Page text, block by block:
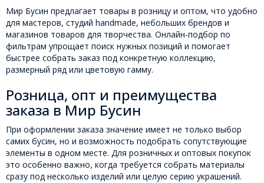
Мир Бусин предлагает товары в розницу и оптом, что удобно
для мастеров, студий handmade, небольших брендов и
магазинов товаров для творчества. Онлайн-подбор по
фильтрам упрощает поиск нужных позиций и помогает
быстрее собрать заказ под конкретную коллекцию,
размерный ряд или цветовую гамму.
Розница, опт и преимущества
заказа в Мир Бусин
При оформлении заказа значение имеет не только выбор
самих бусин, но и возможность подобрать сопутствующие
элементы в одном месте. Для розничных и оптовых покупок
это особенно важно, когда требуется собрать материалы
сразу под несколько изделий или целую серию украшений.